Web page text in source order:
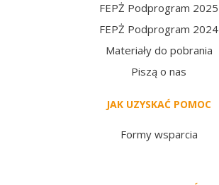
JAK UZYSKAĆ POMOC
Formy wsparcia
FEPŻ Podprogram 2025
FEPŻ Podprogram 2024
Materiały do pobrania
Piszą o nas